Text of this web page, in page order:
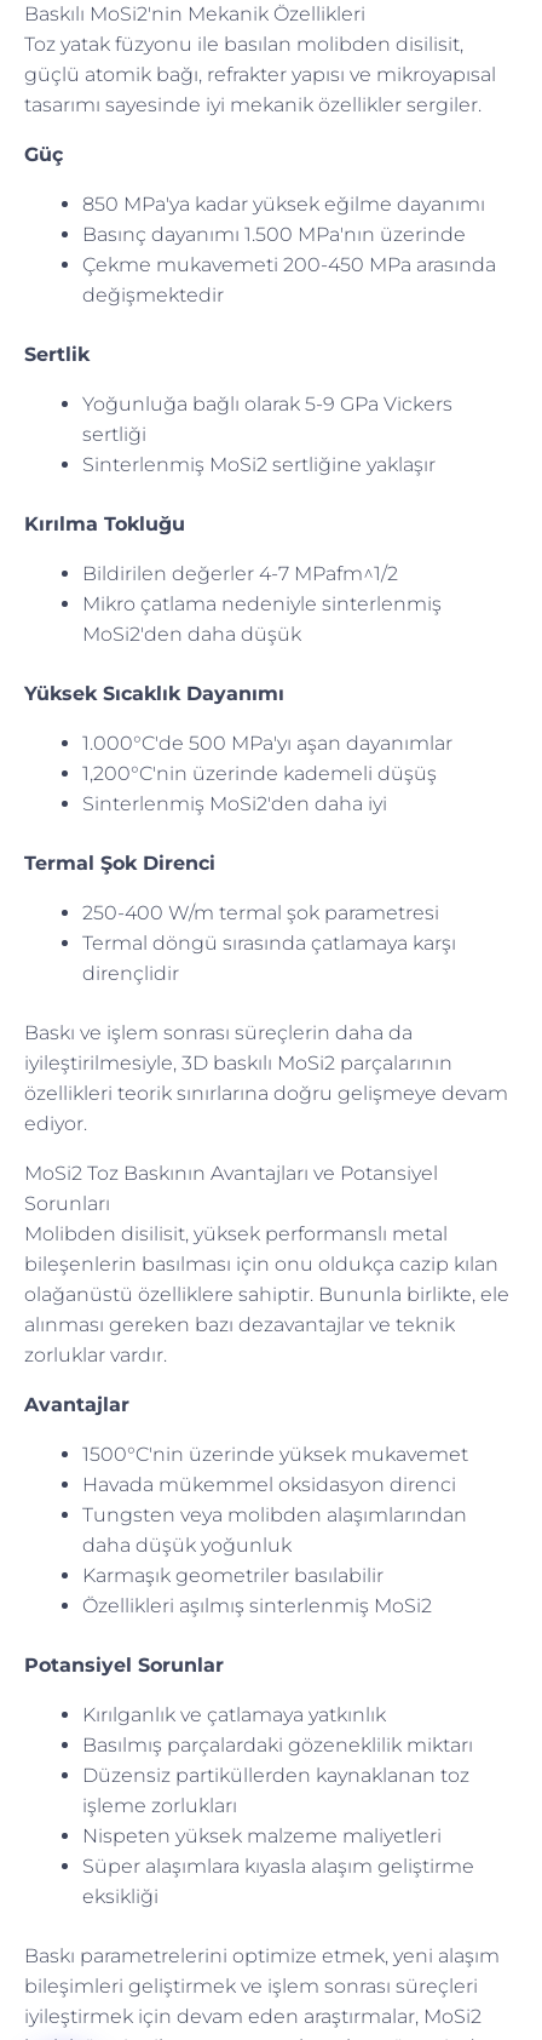
Baskılı MoSi2'nin Mekanik Özellikleri
Toz yatak füzyonu ile basılan molibden disilisit,
güçlü atomik bağı, refrakter yapısı ve mikroyapısal
tasarımı sayesinde iyi mekanik özellikler sergiler.
Güç
850 MPa'ya kadar yüksek eğilme dayanımı
Basınç dayanımı 1.500 MPa'nın üzerinde
Çekme mukavemeti 200-450 MPa arasında
değişmektedir
Sertlik
Yoğunluğa bağlı olarak 5-9 GPa Vickers
sertliği
Sinterlenmiş MoSi2 sertliğine yaklaşır
Kırılma Tokluğu
Bildirilen değerler 4-7 MPafm^1/2
Mikro çatlama nedeniyle sinterlenmiş
MoSi2'den daha düşük
Yüksek Sıcaklık Dayanımı
1.000°C'de 500 MPa'yı aşan dayanımlar
1,200°C'nin üzerinde kademeli düşüş
Sinterlenmiş MoSi2'den daha iyi
Termal Şok Direnci
250-400 W/m termal şok parametresi
Termal döngü sırasında çatlamaya karşı
dirençlidir
Baskı ve işlem sonrası süreçlerin daha da
iyileştirilmesiyle, 3D baskılı MoSi2 parçalarının
özellikleri teorik sınırlarına doğru gelişmeye devam
ediyor.
MoSi2 Toz Baskının Avantajları ve Potansiyel
Sorunları
Molibden disilisit, yüksek performanslı metal
bileşenlerin basılması için onu oldukça cazip kılan
olağanüstü özelliklere sahiptir. Bununla birlikte, ele
alınması gereken bazı dezavantajlar ve teknik
zorluklar vardır.
Avantajlar
1500°C'nin üzerinde yüksek mukavemet
Havada mükemmel oksidasyon direnci
Tungsten veya molibden alaşımlarından
daha düşük yoğunluk
Karmaşık geometriler basılabilir
Özellikleri aşılmış sinterlenmiş MoSi2
Potansiyel Sorunlar
Kırılganlık ve çatlamaya yatkınlık
Basılmış parçalardaki gözeneklilik miktarı
Düzensiz partiküllerden kaynaklanan toz
işleme zorlukları
Nispeten yüksek malzeme maliyetleri
Süper alaşımlara kıyasla alaşım geliştirme
eksikliği
Baskı parametrelerini optimize etmek, yeni alaşım
bileşimleri geliştirmek ve işlem sonrası süreçleri
iyileştirmek için devam eden araştırmalar, MoSi2